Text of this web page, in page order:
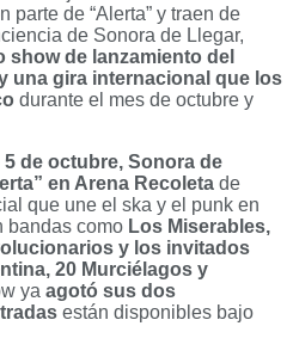
parte de “Alerta” y traen de
de Sonora de Llegar,
show de lanzamiento del
una gira internacional que los
durante el mes de octubre y
de octubre, Sonora de
en Arena Recoleta de
que une el ska y el punk en
bandas como Los Miserables,
y los invitados
20 Murciélagos y
ya agotó sus dos
están disponibles bajo